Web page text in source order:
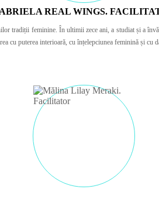
REAL WINGS.
tradiții feminine. În ultimii zece ani, a studiat și a
cu puterea interioară, cu înțelepciunea feminină și